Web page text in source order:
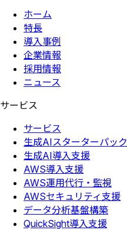
ホーム
特長
導入事例
企業情報
採用情報
ニュース
サービス
サービス
生成AIスターターパック
生成AI導入支援
AWS導入支援
AWS運用代行・監視
AWSセキュリティ支援
データ分析基盤構築
QuickSight導入支援